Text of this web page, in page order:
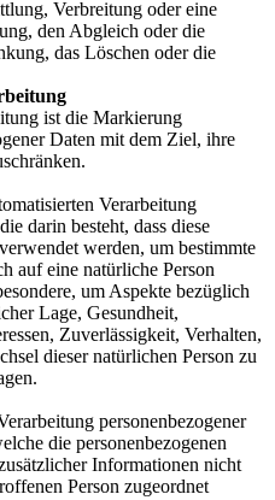
Verbreitung oder eine
den Abgleich oder die
das Löschen oder die
ist die Markierung
Daten mit dem Ziel, ihre
Verarbeitung
darin besteht, dass diese
werden, um bestimmte
auf eine natürliche Person
um Aspekte bezüglich
Lage, Gesundheit,
Zuverlässigkeit, Verhalten,
dieser natürlichen Person zu
personenbezogener
die personenbezogenen
Informationen nicht
Person zugeordnet